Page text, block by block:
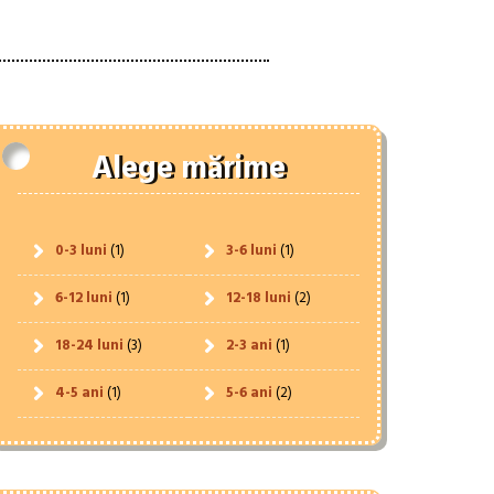
Alege mărime
0-3 luni(1) 3-6 luni(1)
6-12 luni(1) 12-18 luni(2)
18-24 luni(3) 2-3 ani(1)
4-5 ani(1) 5-6 ani(2)